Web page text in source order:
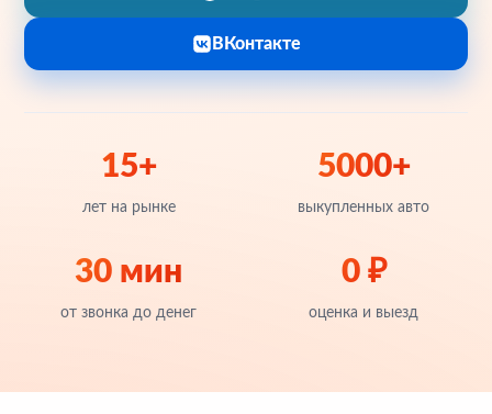
ВКонтакте
15+
лет на рынке
5000+
выкупленных авто
30 мин
от звонка до денег
0 ₽
оценка и выезд